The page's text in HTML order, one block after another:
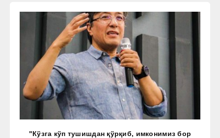
"Кўзга кўп тушишдан қўрқиб, имконимиз бор